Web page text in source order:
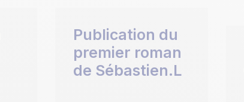
Publication du
premier roman
de Sébastien.L